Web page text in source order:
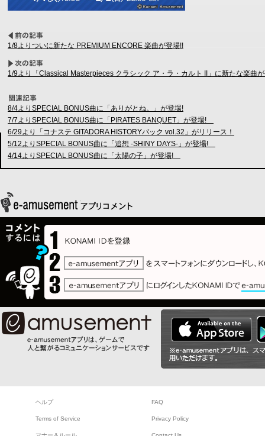
1/8よりついに新たな PREMIUM ENCORE 楽曲が登場!!
1/9より「Classical Masterpieces クラシック ア・ラ・カルト II」に新たな楽曲
8/4よりSPECIAL BONUS曲に「ありがとね。」が登場!
7/7よりSPECIAL BONUS曲に「PIRATES BANQUET」が登場!
6/29より「コナステ GITADORA HISTORYパック vol.32」がリリース！
5/12よりSPECIAL BONUS曲に「追想 -SHINY DAYS-」が登場!
4/14よりSPECIAL BONUS曲に「太陽の子」が登場!
ヘルプ FAQ
Terms of Service Privacy Policy